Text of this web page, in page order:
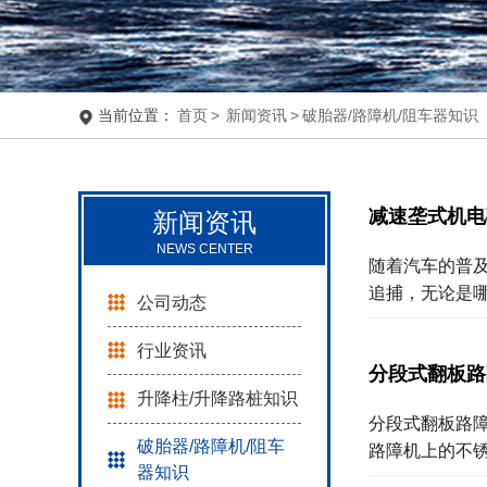
当前位置： 首页 > 新闻资讯>破胎器/路障机/阻车器知识
新闻资讯
NEWS CENTER
公司动态
行业资讯
升降柱/升降路桩知识
破胎器/路障机/阻车
器知识
减速垄式机
随着汽车的普
追捕，无论是
分段式翻板
分段式翻板路
路障机上的不